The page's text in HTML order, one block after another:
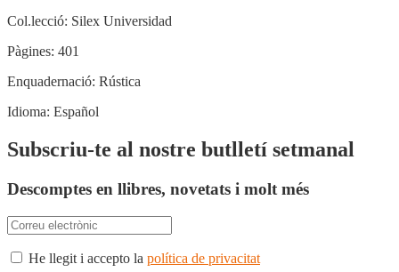
Col.lecció: Silex Universidad
Pàgines: 401
Enquadernació: Rústica
Idioma: Español
Subscriu-te al nostre butlletí setmanal
Descomptes en llibres, novetats i molt més
He llegit i accepto la política de privacitat